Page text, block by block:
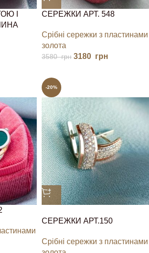
І
СЕРЕЖКИ АРТ. 548
Срібні сережки з пластинами
золота
3580грн 3180 грн
-20%
СЕРЕЖКИ АРТ.150
Срібні сережки з пластинами